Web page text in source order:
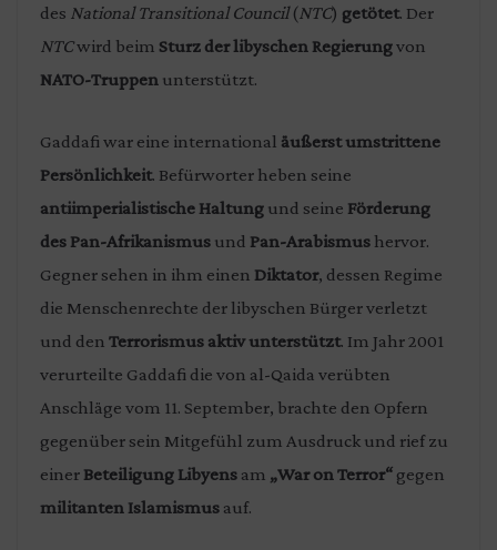
des National Transitional Council(NTC) getötet. Der
NTCwird beim Sturz der libyschen Regierungvon
NATO-Truppen unterstützt.
Gaddafi war eine international äußerst umstrittene
Persönlichkeit. Befürworter heben seine
antiimperialistische Haltung und seine Förderung
des Pan-Afrikanismus und Pan-Arabismus hervor.
Gegner sehen in ihm einen Diktator, dessen Regime
die Menschenrechte der libyschen Bürger verletzt
und den Terrorismus aktiv unterstützt. Im Jahr 2001
verurteilte Gaddafi die von al-Qaida verübten
Anschläge vom 11. September, brachte den Opfern
gegenüber sein Mitgefühl zum Ausdruck und rief zu
einer Beteiligung Libyens am „War on Terror“ gegen
militanten Islamismus auf.